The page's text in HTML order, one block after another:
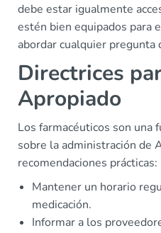
debe estar igualmente
estén bien equipados para
abordar cualquier pregunta
Directrices
Apropiado
Los farmacéuticos son una
sobre la administración de
recomendaciones prácticas:
Mantener un horario
medicación.
Informar a los